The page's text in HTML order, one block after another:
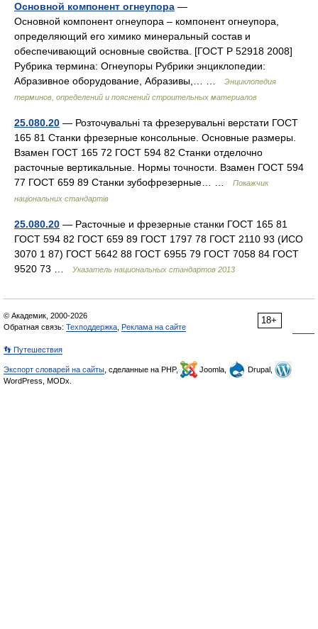
Основной компонент огнеупора —
Основной компонент огнеупора – компонент огнеупора,
определяющий его химико минеральный состав и
обеспечивающий основные свойства. [ГОСТ Р 52918 2008]
Рубрика термина: Огнеупоры Рубрики энциклопедии:
Абразивное оборудование, Абразивы,… …
Энциклопедия
терминов, определений и пояснений строительных материалов
25.080.20 — Розточувальні та фрезерувальні верстати ГОСТ
165 81 Станки фрезерные консольные. Основные размеры.
Взамен ГОСТ 165 72 ГОСТ 594 82 Станки отделочно
расточные вертикальные. Нормы точности. Взамен ГОСТ 594
77 ГОСТ 659 89 Станки зубофрезерные… …
Покажчик
національних стандартів
25.080.20 — Расточные и фрезерные станки ГОСТ 165 81
ГОСТ 594 82 ГОСТ 659 89 ГОСТ 1797 78 ГОСТ 2110 93 (ИСО
3070 1 87) ГОСТ 5642 88 ГОСТ 6955 79 ГОСТ 7058 84 ГОСТ
9520 73 …
Указатель национальных стандартов 2013
18+
© Академик, 2000-2026
Обратная связь: Техподдержка Реклама на сайте
👣 Путешествия
Экспорт словарей на сайты , сделанные на PHP, Joomla,
Drupal,
WordPress, MODx.